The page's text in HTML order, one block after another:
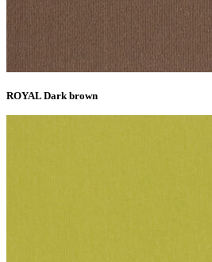
ROYAL Dark brown